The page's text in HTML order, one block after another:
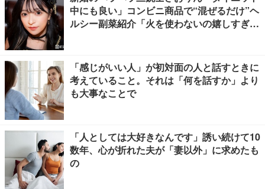
中にも良い」コンビニ商品で“混ぜるだけ”ヘ
ルシー副菜紹介「火を使わないの嬉しすぎ
「感じがいい人」が初対面の人と話すときに
考えていること。それは「何を話すか」より
も大事なことで
「人としては大好きなんです」誘い続けて10
数年、心が折れた夫が「妻以外」に求めたも
の